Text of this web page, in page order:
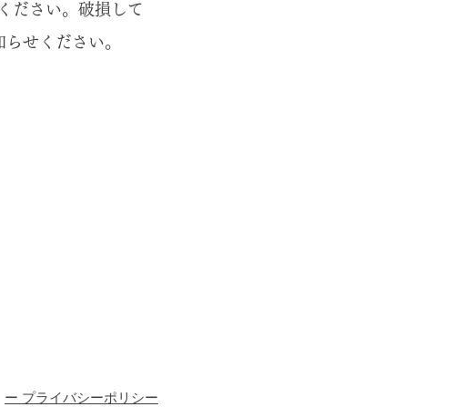
ださい。破損して
せください。
​ー ​プライバシーポリシー